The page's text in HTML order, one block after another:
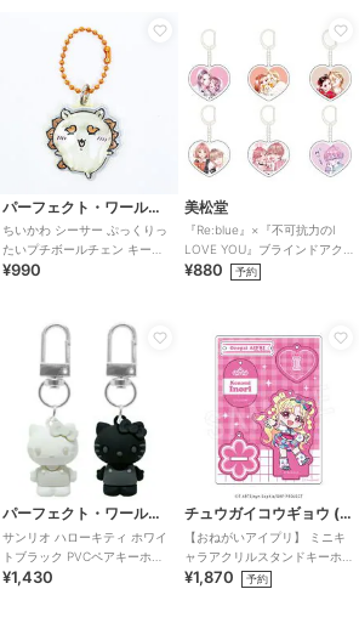
パーフェクト・ワールド・トーキョー
ちいかわ シーサー ぷっくりっ
たいプチボールチェン キーホ
ルダー
¥990
美松堂
『Re:blue』×『不可抗力のI
LOVE YOU』ブラインドアク
リルキーホルダー（全6種）
¥880 予約
パーフェクト・ワールド・トーキョー
サンリオ ハローキティ ホワイ
トブラック PVCペアキーホル
ダー Sanrio
¥1,430
チュウガイコウギョウ (Chugai Mining)
【おねがいアイプリ】 ミニキ
ャラアクリルスタンドキーホ
ルダー （いのり）
¥1,870 予約